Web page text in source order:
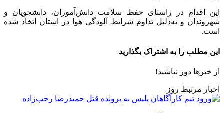
این اقدام در راستای حفظ سلامت دانش‌آموزان، دانشجویان و
شهروندان و به‌دلیل تداوم شرایط آلودگی هوا در استان اتخاذ شده
است.
این مطلب را به اشتراک بگذارید
از خبرها دور نباشید!
اخبار مرتبط روز